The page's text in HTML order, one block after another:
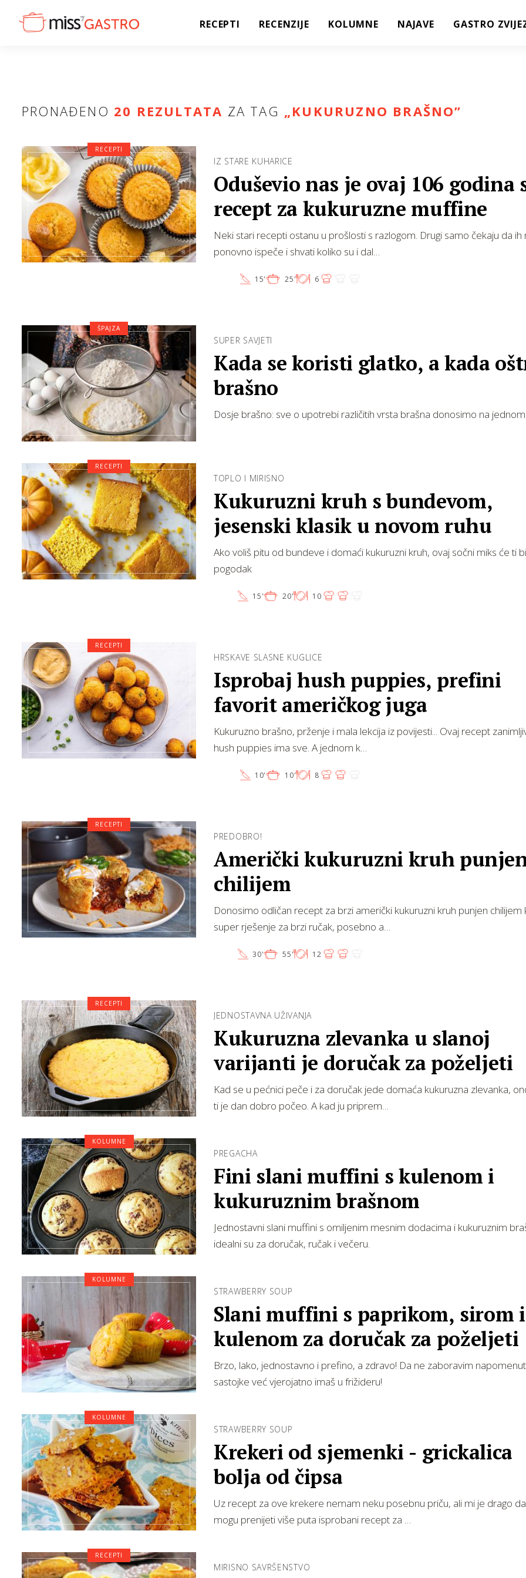
RECEPTI RECENZIJE KOLUMNE NAJAVE GASTRO
PRONAĐENO 20 REZULTATA ZA TAG „KUKURUZNO BRAŠNO”
IZ STARE KUHARICE
Oduševio nas je ovaj 106 godina
recept za kukuruzne muffine
Neki stari recepti ostanu u prošlosti s razlogom. Drugi samo čekaju da ih
ponovno ispeče i shvati koliko su i dal…
15' 25' 6
RECEPTI
SUPER SAVJETI
Kada se koristi glatko, a kada
brašno
Dosje brašno: sve o upotrebi različitih vrsta brašna donosimo na
ŠPAJZA
TOPLO I MIRISNO
Kukuruzni kruh s bundevom,
jesenski klasik u novom ruhu
Ako voliš pitu od bundeve i domaći kukuruzni kruh, ovaj sočni miks će ti
pogodak
15' 20' 10
RECEPTI
HRSKAVE SLASNE KUGLICE
Isprobaj hush puppies, prefini
favorit američkog juga
Kukuruzno brašno, prženje i mala lekcija iz povijesti... Ovaj recept
hush puppies ima sve. A jednom k…
10' 10' 8
RECEPTI
PREDOBRO!
Američki kukuruzni kruh
chilijem
Donosimo odličan recept za brzi američki kukuruzni kruh punjen chilijem
super rješenje za brzi ručak, posebno a…
30' 55' 12
RECEPTI
JEDNOSTAVNA UŽIVANJA
Kukuruzna zlevanka u slanoj
varijanti je doručak za poželjeti
Kad se u pećnici peče i za doručak jede domaća kukuruzna zlevanka,
ti je dan dobro počeo. A kad ju priprem…
RECEPTI
PREGACHA
Fini slani muffini s kulenom i
kukuruznim brašnom
Jednostavni slani muffini s omiljenim mesnim dodacima i kukuruznim
idealni su za doručak, ručak i večeru.
KOLUMNE
STRAWBERRY SOUP
Slani muffini s paprikom, sirom i
kulenom za doručak za poželjeti
Brzo, lako, jednostavno i prefino, a zdravo! Da ne zaboravim
sastojke već vjerojatno imaš u frižideru!
KOLUMNE
STRAWBERRY SOUP
Krekeri od sjemenki - grickalica
bolja od čipsa
Uz recept za ove krekere nemam neku posebnu priču, ali mi je drago
mogu prenijeti više puta isprobani recept za …
KOLUMNE
MIRISNO SAVRŠENSTVO
RECEPTI